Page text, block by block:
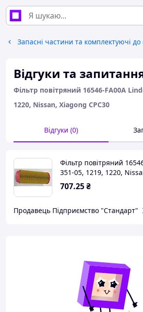
Запасні частини та комплектуючі
Відгуки та
Фільтр повітряний 16546-FA00A
1220, Nissan, Xiagong CPC30
Відгуки (0)
Фільтр повітряний
351-05, 1219, 1220,
CPC30
707.25₴
Продавець Підприємство "Стандарт"